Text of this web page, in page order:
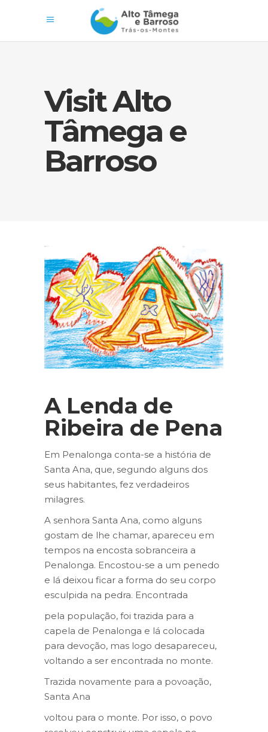
Visit Alto
Tâmega e
Barroso
A Lenda de
Ribeira de Pena
Em Penalonga conta-se a história de
Santa Ana, que, segundo alguns dos
seus habitantes, fez verdadeiros
milagres.
A senhora Santa Ana, como alguns
gostam de lhe chamar, apareceu em
tempos na encosta sobranceira a
Penalonga. Encostou-se a um penedo
e lá deixou ficar a forma do seu corpo
esculpida na pedra. Encontrada
pela população, foi trazida para a
capela de Penalonga e lá colocada
para devoção, mas logo desapareceu,
voltando a ser encontrada no monte.
Trazida novamente para a povoação,
Santa Ana
voltou para o monte. Por isso, o povo